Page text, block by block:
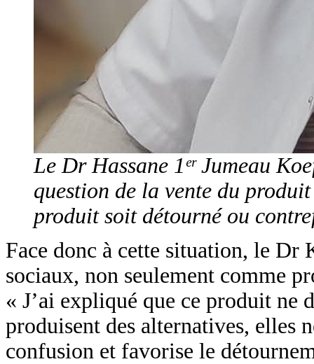
Le Dr Hassane 1ᵉʳ Jumeau
question de la vente du
produit soit détourné ou
Face donc à cette situation, le Dr
sociaux, non seulement comme
« J’ai expliqué que ce produit ne
produisent des alternatives, elles
confusion et favorise le